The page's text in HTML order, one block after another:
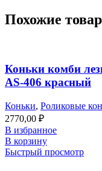
Похожие
Коньки комби
AS-406 красный
Коньки, Роликовые
2770,00 ₽
В избранное
В корзину
Быстрый просмотр